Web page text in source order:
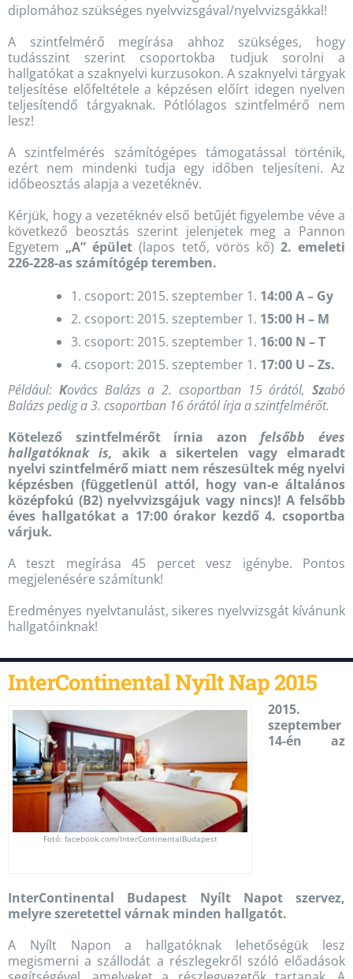
diplomához szükséges nyelvvizsgával/nyelvvizsgákkal!
A szintfelmérő megírása ahhoz szükséges, hogy
tudásszint szerint csoportokba tudjuk sorolni a
hallgatókat a szaknyelvi kurzusokon. A szaknyelvi tárgyak
teljesítése előfeltétele a képzésen előírt idegen nyelven
teljesítendő tárgyaknak. Pótlólagos szintfelmérő nem
lesz!
A szintfelmérés számítógépes támogatással történik,
ezért nem mindenki tudja egy időben teljesíteni. Az
időbeosztás alapja a vezetéknév.
Kérjük, hogy a vezetéknév első betűjét figyelembe véve a
következő beosztás szerint jelenjetek meg a Pannon
Egyetem „A” épület (lapos tető, vörös kő) 2. emeleti
226-228-as számítógép teremben.
1. csoport: 2015. szeptember 1. 14:00 A – Gy
2. csoport: 2015. szeptember 1. 15:00 H – M
3. csoport: 2015. szeptember 1. 16:00 N – T
4. csoport: 2015. szeptember 1. 17:00 U – Zs.
Például: Kovács Balázs a 2. csoportban 15 órától, Szabó
Balázs pedig a 3. csoportban 16 órától írja a szintfelmérőt.
Kötelező szintfelmérőt írnia azonfelsőbb éves
hallgatóknak is, akik a sikertelen vagy elmaradt
nyelvi szintfelmérő miatt nem részesültek még nyelvi
képzésben (függetlenül attól, hogy van-e általános
középfokú (B2) nyelvvizsgájuk vagy nincs)! A felsőbb
éves hallgatókat a 17:00 órakor kezdő 4. csoportba
várjuk.
A teszt megírása 45 percet vesz igénybe. Pontos
megjelenésére számítunk!
Eredményes nyelvtanulást, sikeres nyelvvizsgát kívánunk
hallgatóinknak!
InterContinental Nyílt Nap 2015
Fotó: facebook.com/InterContinentalBudapest
2015.
szeptember
14-én az
InterContinental Budapest Nyílt Napot szervez,
melyre szeretettel várnak minden hallgatót.
A Nyílt Napon a hallgatóknak lehetőségük lesz
megismerni a szállodát a részlegekről szóló előadások